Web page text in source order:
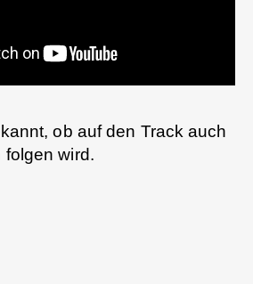
ob auf den Track auch
folgen wird.